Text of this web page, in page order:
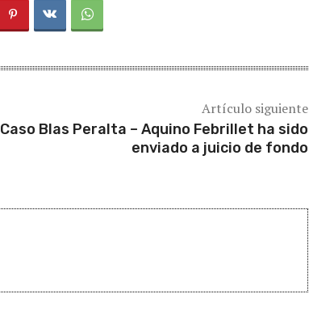
Artículo siguiente
Caso Blas Peralta – Aquino Febrillet ha sido
enviado a juicio de fondo